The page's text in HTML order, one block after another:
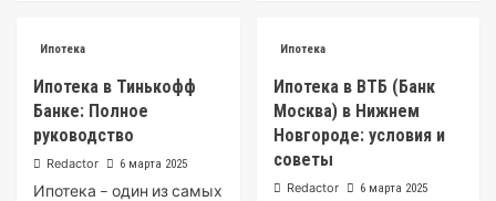
Ипотека
Ипотека в Тинькофф
Банке: Полное
руководство
Redactor 6 марта 2025
Ипотека – один из самых
Ипотека
Ипотека в ВТБ (Банк
Москва) в Нижнем
Новгороде: условия и
советы
Redactor 6 марта 2025